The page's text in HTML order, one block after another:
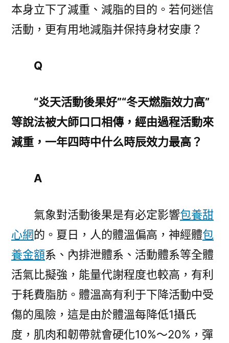
來
｜
活
網
心
得
動
效
力
高？
該
哪
種
活
動
方
本身立下了減重、減脂的目的。若何迷信
活動，更有用地減脂并保持身材安康？
Q
“炎天活動後果好”“冬天燃脂效力高”
等說法被大師口口相傳，經由過程活動來
減重，一年四時中什么時辰效力最高？
A
氣象對活動後果是有必定影響包養甜
心網的。夏日，人的體溫偏高，神經體包
養金額系、內排泄體系、活動體系等全體
活氣比擬強，能量代謝程度也較高，有利
于耗費脂肪。體溫高有利于下降活動中受
傷的風險，這是由於體溫每降低1攝氏
度，肌肉和韌帶就會硬化10%～20%，彈